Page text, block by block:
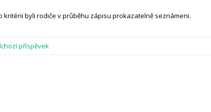
kritérii byli rodiče v průběhu zápisu prokazatelně seznámeni.
příspěvek